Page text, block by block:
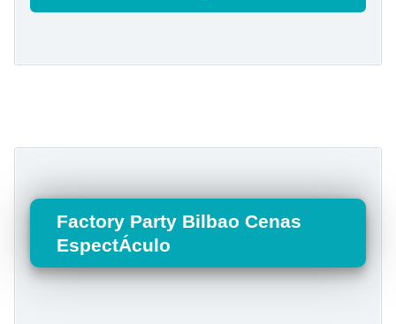
Factory Party Bilbao Cenas
EspectÁculo